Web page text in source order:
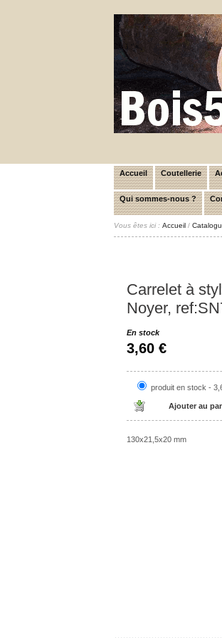
Accueil Coutellerie
Qui sommes-nous ?
Vous êtes ici : Accueil /
Carrelet à
Noyer,
En stock
3,60 €
produit en stock -
130x21,5x20 mm